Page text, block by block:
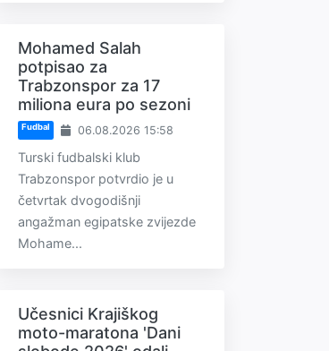
Mohamed Salah
potpisao za
Trabzonspor za 17
miliona eura po sezoni
Fudbal 06.08.2026 15:58
Turski fudbalski klub
Trabzonspor potvrdio je u
četvrtak dvogodišnji
angažman egipatske zvijezde
Mohame...
Učesnici Krajiškog
moto-maratona 'Dani